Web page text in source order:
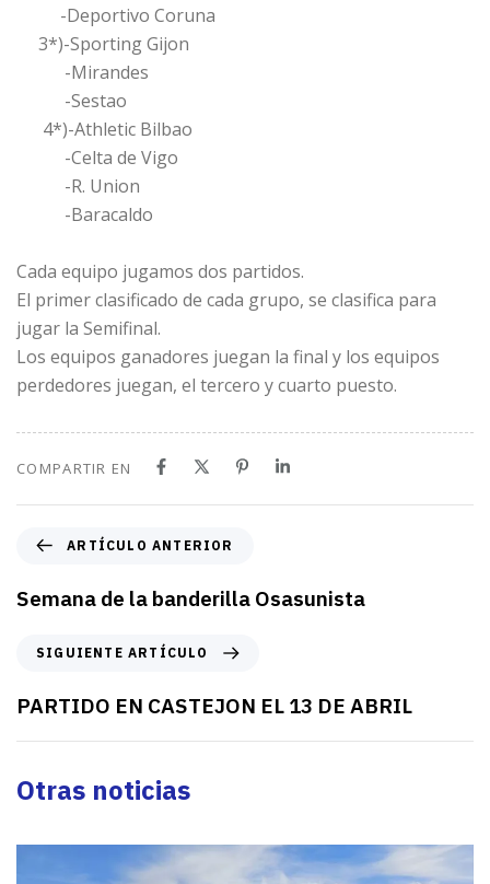
-Deportivo Coruna
3*)-Sporting Gijon
-Mirandes
-Sestao
4*)-Athletic Bilbao
-Celta de Vigo
-R. Union
-Baracaldo
Cada equipo jugamos dos partidos.
El primer clasificado de cada grupo, se clasifica para
jugar la Semifinal.
Los equipos ganadores juegan la final y los equipos
perdedores juegan, el tercero y cuarto puesto.
COMPARTIR EN
t
í
o
a
t
r
ARTÍCULO ANTERIOR
Semana de la banderilla Osasunista
g
u
i
n
e
SIGUIENTE ARTÍCULO
PARTIDO EN CASTEJON EL 13 DE ABRIL
Otras noticias